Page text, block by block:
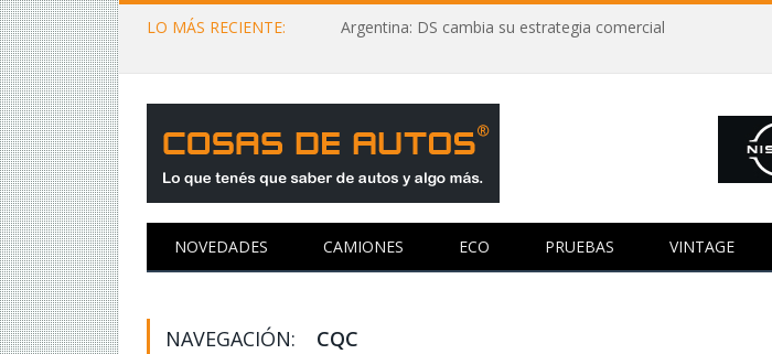
LO MÁS RECIENTE: Argentina: DS cambia su estrategia comercial
NOVEDADES CAMIONES ECO PRUEBAS VINTAGE
NAVEGACIÓN: CQC